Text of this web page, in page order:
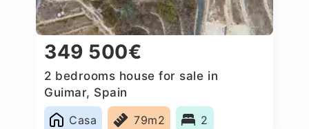
349 500€
2 bedrooms house for sale in
Guimar, Spain
Casa
79m2 2